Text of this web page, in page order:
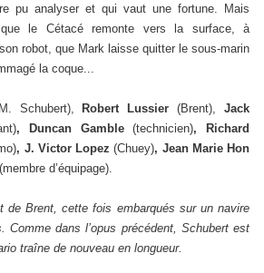
pu analyser et qui vaut une fortune. Mais
le Cétacé remonte vers la surface, à
robot, que Mark laisse quitter le sous-marin
la coque...
Schubert),Robert Lussier(Brent), Jack
, Duncan Gamble(technicien), Richard
, J. Victor Lopez(Chuey), Jean Marie Hon
(membre d’équipage).
de Brent, cette fois embarqués sur un navire
Comme dans l’opus précédent, Schubert est
traîne de nouveau en longueur.